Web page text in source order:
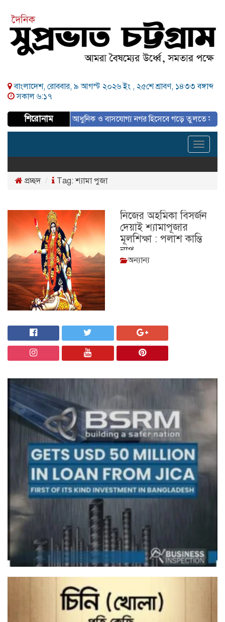
বাংলাদেশ, রোববার, ৯ আগস্ট ২০২৬ ইং , ২৫শে শ্রাবণ, ১৪৩৩ বঙ্গাব্দ
সকাল ৬:১৭
শিরোনাম
একটি পরিকল্পিত, আধুনিক ও বাসযোগ্য নগর হিসেবে গড়ে তুলতে
Toggle
প্রচ্ছদ Tag:শ্যামা পুজা
নিজের অহমিকা বিসর্জন
দেয়াই শ্যামাপূজার
মূলশিক্ষা : পলাশ কান্তি
নাথ
অন্যান্য